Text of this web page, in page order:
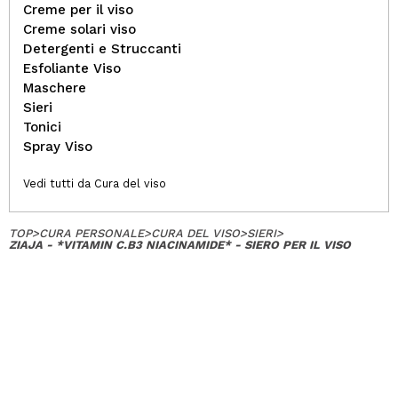
Creme per il viso
Creme solari viso
Detergenti e Struccanti
Esfoliante Viso
Maschere
Sieri
Tonici
Spray Viso
Vedi tutti da Cura del viso
TOP>CURA PERSONALE>CURA DEL VISO>SIERI>
ZIAJA - *VITAMIN C.B3 NIACINAMIDE* - SIERO PER IL VISO